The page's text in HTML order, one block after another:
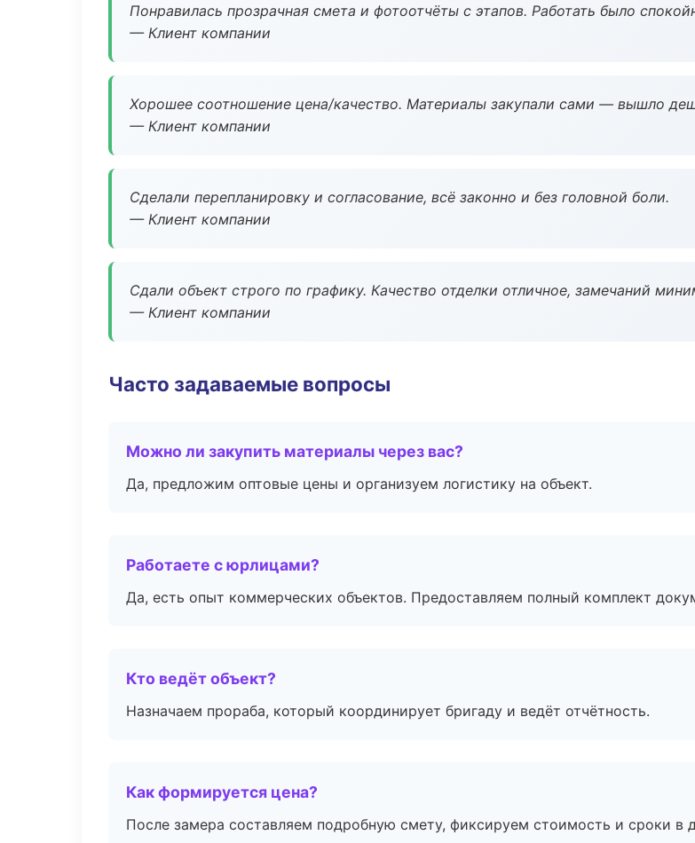
Понравилась прозрачная смета и фотоотчёты с этапов. Работать было
— Клиент компании
Хорошее соотношение цена/качество. Материалы закупали сами — вышло
— Клиент компании
Сделали перепланировку и согласование, всё законно и без головной боли.
— Клиент компании
Сдали объект строго по графику. Качество отделки отличное, замечаний
— Клиент компании
Часто задаваемые вопросы
Можно ли закупить материалы через вас?
Да, предложим оптовые цены и организуем логистику на объект.
Работаете с юрлицами?
Да, есть опыт коммерческих объектов. Предоставляем полный комплект
Кто ведёт объект?
Назначаем прораба, который координирует бригаду и ведёт отчётность.
Как формируется цена?
После замера составляем подробную смету, фиксируем стоимость и сроки в